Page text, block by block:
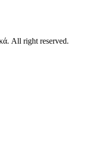
All right reserved.